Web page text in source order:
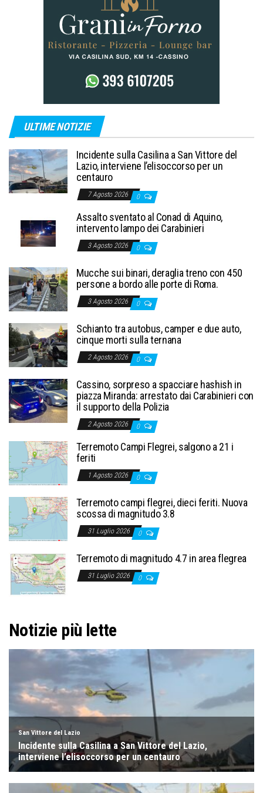
ULTIME NOTIZIE
Incidente sulla Casilina a San Vittore del
Lazio, interviene l’elisoccorso per un
centauro
7 Agosto 2026 0
Assalto sventato al Conad di Aquino,
intervento lampo dei Carabinieri
3 Agosto 2026 0
Mucche sui binari, deraglia treno con 450
persone a bordo alle porte di Roma.
3 Agosto 2026 0
Schianto tra autobus, camper e due auto,
cinque morti sulla ternana
2 Agosto 2026 0
Cassino, sorpreso a spacciare hashish in
piazza Miranda: arrestato dai Carabinieri con
il supporto della Polizia
2 Agosto 2026 0
Terremoto Campi Flegrei, salgono a 21 i
feriti
1 Agosto 2026 0
Terremoto campi flegrei, dieci feriti. Nuova
scossa di magnitudo 3.8
31 Luglio 2026 0
Terremoto di magnitudo 4.7 in area flegrea
31 Luglio 2026 0
Notizie più lette